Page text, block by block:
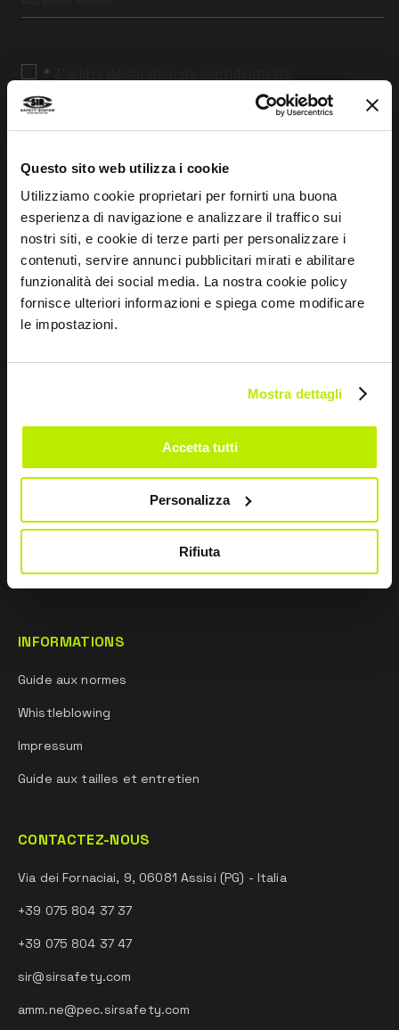
Questo sito web utilizza i cookie
Utilizziamo cookie proprietari per fornirti una buona
esperienza di navigazione e analizzare il traffico sui
nostri siti, e cookie di terze parti per personalizzare i
contenuti, servire annunci pubblicitari mirati e abilitare
funzionalità dei social media. La nostra cookie policy
fornisce ulteriori informazioni e spiega come modificare
le impostazioni.
Mostra dettagli
Accetta tutti
Personalizza
Rifiuta
field
*
en vertu de l’art. 13 du règlement UE 679/16.
Je consens au traitement des données à des fins de
commerciales et promotionnelles par e-mail, sms et
newsletter, ainsi qu’à travers l’utilisation des réseaux
sociaux.
ENVOYER
ENTREPRISE
À propos de nous
Recherche et Développement
INFORMATIONS
Guide aux normes
Whistleblowing
Impressum
Guide aux tailles et entretien
CONTACTEZ-NOUS
Via dei Fornaciai, 9, 06081 Assisi (PG) - Italia
+39 075 804 37 37
+39 075 804 37 47
sir@sirsafety.com
amm.ne@pec.sirsafety.com